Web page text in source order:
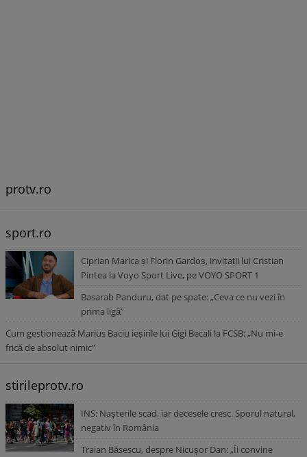
protv.ro
sport.ro
Ciprian Marica și Florin Gardoș, invitații lui Cristian
Pintea la Voyo Sport Live, pe VOYO SPORT 1
Basarab Panduru, dat pe spate: „Ceva ce nu vezi în
prima ligă”
Cum gestionează Marius Baciu ieșirile lui Gigi Becali la FCSB: „Nu mi-e
frică de absolut nimic”
stirileprotv.ro
INS: Nașterile scad, iar decesele cresc. Sporul natural,
negativ în România
Traian Băsescu, despre Nicușor Dan: „Îi convine